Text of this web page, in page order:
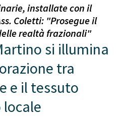
installate con il
Coletti: "Prosegue il
realtà frazionali"
si illumina
tra
e il tessuto
locale